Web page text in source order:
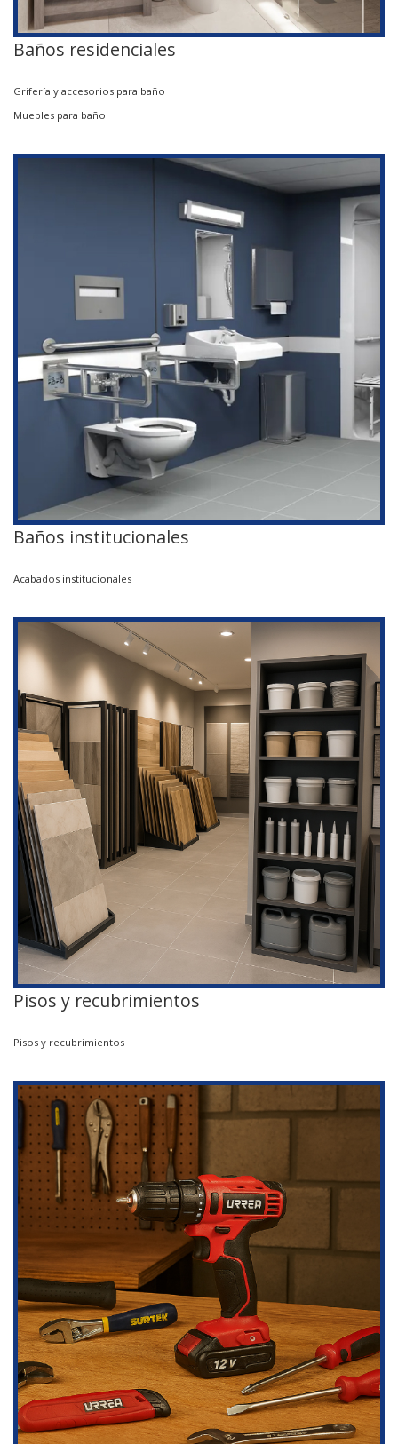
Baños residenciales
Grifería y accesorios para baño
Muebles para baño
Baños institucionales
Acabados institucionales
Pisos y recubrimientos
Pisos y recubrimientos